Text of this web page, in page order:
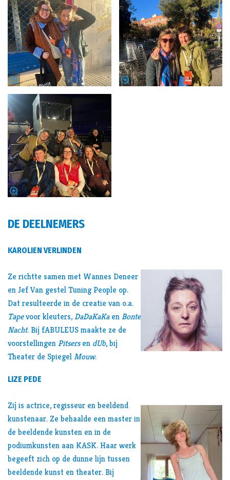
DE DEELNEMERS
KAROLIEN VERLINDEN
Ze richtte samen met Wannes Deneer
en Jef Van gestel Tuning People op.
Dat resulteerde in de creatie van o.a.
Tapevoor kleuters, DaDaKaKaen Bonte
Nacht. Bij fABULEUS maakte ze de
voorstellingen Pitsersen dUb, bij
Theater de Spiegel Mouw.
LIZE PEDE
Zij is actrice, regisseur en beeldend
kunstenaar. Ze behaalde een master in
de beeldende kunsten en in de
podiumkunsten aan KASK. Haar werk
begeeft zich op de dunne lijn tussen
beeldende kunst en theater. Bij